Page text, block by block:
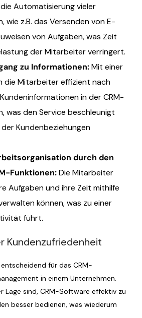
Automatisierung vieler
wie z.B. das Versenden von E-
von Aufgaben, was Zeit
der Mitarbeiter verringert.
zu Informationen:Mit einer
die Mitarbeiter effizient nach
in der CRM-
was den Service beschleunigt
Kundenbeziehungen
durch den
Funktionen:Die Mitarbeiter
Aufgaben und ihre Zeit mithilfe
können, was zu einer
führt.
Kundenzufriedenheit
für das CRM-
in einem Unternehmen.
Lage sind, CRM-Software effektiv zu
besser bedienen, was wiederum